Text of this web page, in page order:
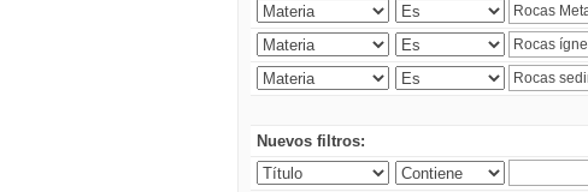
Nuevos filtros: